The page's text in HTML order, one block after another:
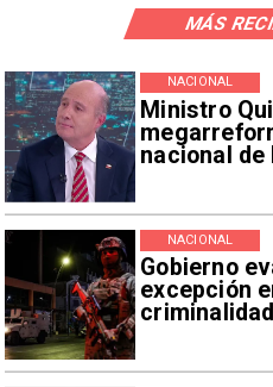
Ministro
nacional de
NACIONAL
Gobierno
excepción
criminalidad
NACIONAL
MÁS